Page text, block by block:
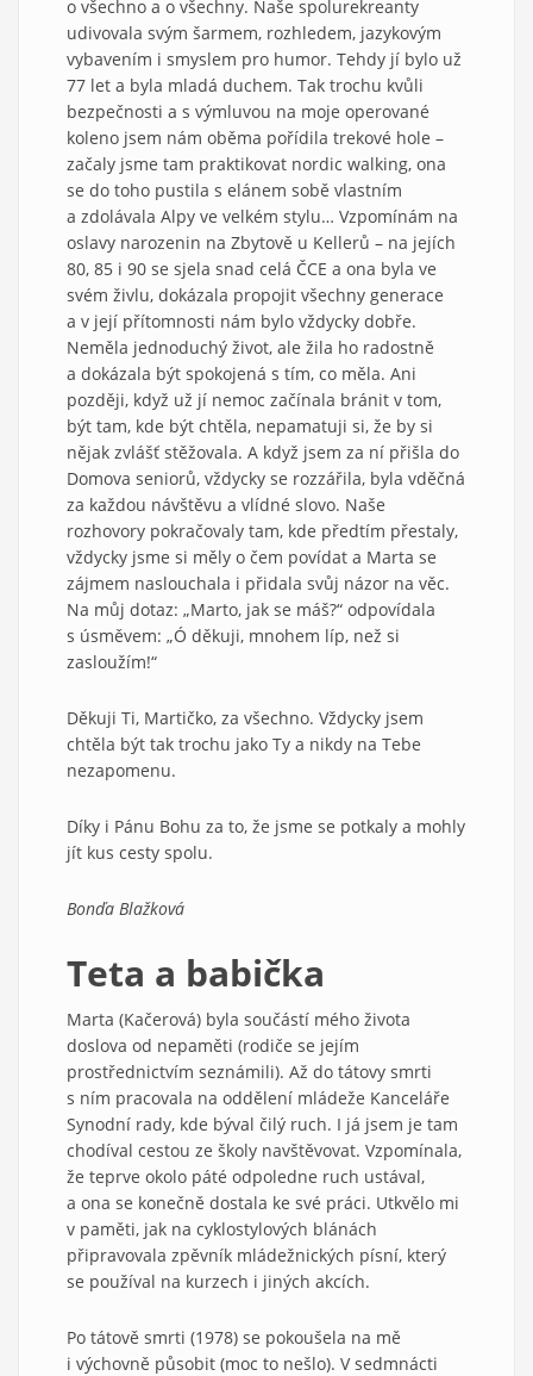
o všechno a o všechny. Naše spolurekreanty
udivovala svým šarmem, rozhledem, jazykovým
vybavením i smyslem pro humor. Tehdy jí bylo už
77 let a byla mladá duchem. Tak trochu kvůli
bezpečnosti a s výmluvou na moje operované
koleno jsem nám oběma pořídila trekové hole –
začaly jsme tam praktikovat nordic walking, ona
se do toho pustila s elánem sobě vlastním
a zdolávala Alpy ve velkém stylu… Vzpomínám na
oslavy narozenin na Zbytově u Kellerů – na jejích
80, 85 i 90 se sjela snad celá ČCE a ona byla ve
svém živlu, dokázala propojit všechny generace
a v její přítomnosti nám bylo vždycky dobře.
Neměla jednoduchý život, ale žila ho radostně
a dokázala být spokojená s tím, co měla. Ani
později, když už jí nemoc začínala bránit v tom,
být tam, kde být chtěla, nepamatuji si, že by si
nějak zvlášť stěžovala. A když jsem za ní přišla do
Domova seniorů, vždycky se rozzářila, byla vděčná
za každou návštěvu a vlídné slovo. Naše
rozhovory pokračovaly tam, kde předtím přestaly,
vždycky jsme si měly o čem povídat a Marta se
zájmem naslouchala i přidala svůj názor na věc.
Na můj dotaz: „Marto, jak se máš?“ odpovídala
s úsměvem: „Ó děkuji, mnohem líp, než si
zasloužím!“
Děkuji Ti, Martičko, za všechno. Vždycky jsem
chtěla být tak trochu jako Ty a nikdy na Tebe
nezapomenu.
Díky i Pánu Bohu za to, že jsme se potkaly a mohly
jít kus cesty spolu.
Bonďa Blažková
Teta a babička
Marta (Kačerová) byla součástí mého života
doslova od nepaměti (rodiče se jejím
prostřednictvím seznámili). Až do tátovy smrti
s ním pracovala na oddělení mládeže Kanceláře
Synodní rady, kde býval čilý ruch. I já jsem je tam
chodíval cestou ze školy navštěvovat. Vzpomínala,
že teprve okolo páté odpoledne ruch ustával,
a ona se konečně dostala ke své práci. Utkvělo mi
v paměti, jak na cyklostylových blánách
připravovala zpěvník mládežnických písní, který
se používal na kurzech i jiných akcích.
Po tátově smrti (1978) se pokoušela na mě
i výchovně působit (moc to nešlo). V sedmnácti